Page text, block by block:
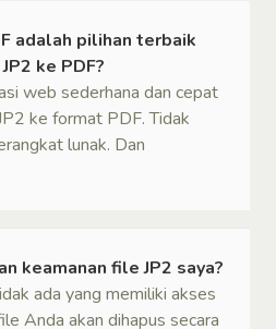
adalah pilihan terbaik
ke PDF?
web sederhana dan cepat
ke format PDF. Tidak
lunak. Dan
keamanan file JP2 saya?
ada yang memiliki akses
Anda akan dihapus secara